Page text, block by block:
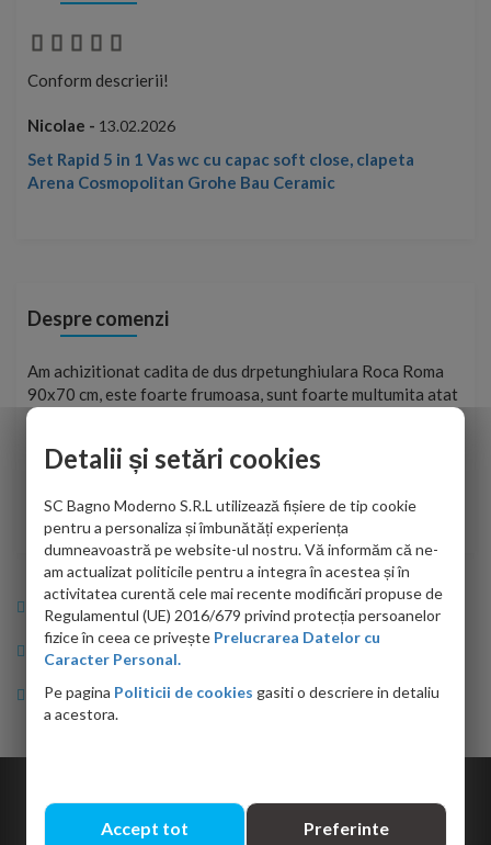
Conform descrierii!
Nicolae - 13.02.2026
Set Rapid 5 in 1 Vas wc cu capac soft close, clapeta
Arena Cosmopolitan Grohe Bau Ceramic
Despre comenzi
Am achizitionat cadita de dus drpetunghiulara Roca Roma
90x70 cm, este foarte frumoasa, sunt foarte multumita atat
de personalul firmei dvs. cu care am colaborat in obtinerea
adus coletul in siguranta.Numai bine, va doresc!
Sofrone Viviana -28.07.2026
Info Bagno
Cumparaturi
Suport clienti
Detalii și setări cookies
SC Bagno Moderno S.R.L utilizează fișiere de tip cookie
pentru a personaliza și îmbunătăți experiența
dumneavoastră pe website-ul nostru. Vă informăm că ne-
am actualizat politicile pentru a integra în acestea și în
activitatea curentă cele mai recente modificări propuse de
Regulamentul (UE) 2016/679 privind protecția persoanelor
fizice în ceea ce privește Prelucrarea Datelor cu
Caracter Personal.
Pe pagina Politicii de cookies gasiti o descriere in detaliu
a acestora.
Accept tot Preferinte